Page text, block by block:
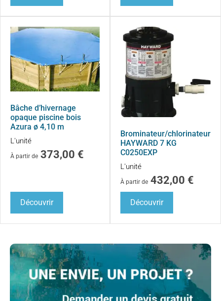
Bâche d’hivernage
opaque piscine bois
Azura ø 4,10 m
L'unité
À partir de 373,00 €
Découvrir
Brominateur/chlorinateur
HAYWARD 7 KG
C0250EXP
L'unité
À partir de 432,00 €
Découvrir